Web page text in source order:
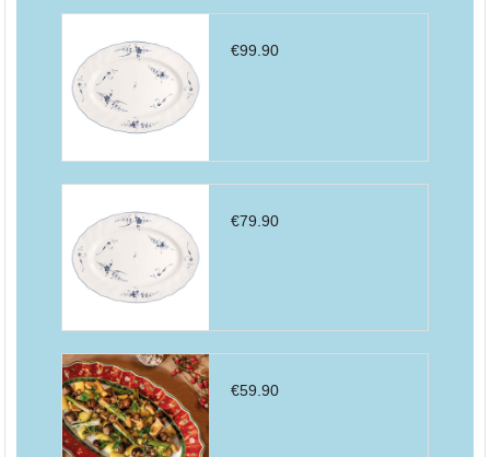
€99.90
€79.90
€59.90